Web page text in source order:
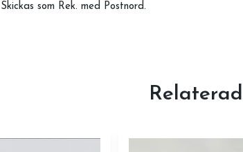
Skickas som Rek. med Postnord.